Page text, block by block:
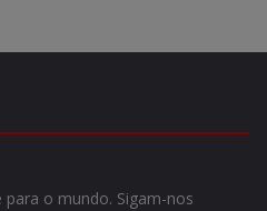
o mundo. Sigam-nos